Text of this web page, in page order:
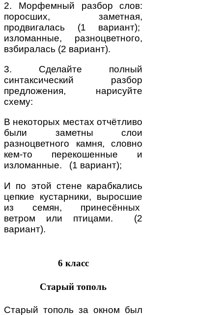
2. Морфемный разбор слов:
поросших, заметная,
продвигалась (1 вариант);
изломанные, разноцветного,
взбиралась (2 вариант).
3. Сделайте полный
синтаксический разбор
предложения, нарисуйте
схему:
В некоторых местах отчётливо
были заметны слои
разноцветного камня, словно
кем-то перекошенные и
изломанные. (1 вариант);
И по этой стене карабкались
цепкие кустарники, выросшие
из семян, принесённых
ветром или птицами. (2
вариант).
6 класс
Старый тополь
Старый тополь за окном был